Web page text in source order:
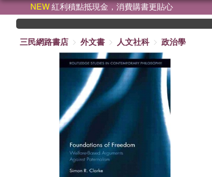
NEW紅利積點抵現金，消費購書更貼心
三民網路書店
外文書 人文社科 政治學